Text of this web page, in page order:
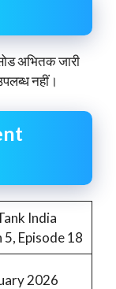
अभितक जारी
नहीं।
India
5, Episode 18
2026